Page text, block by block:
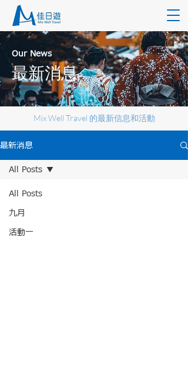
Our News
最新消息
Mix Well Travel 的最新信息和活動
最新消息
All Posts
九月
活動一
All Posts